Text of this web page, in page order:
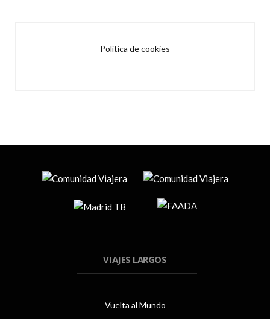
Política de cookies
VIAJES LARGOS
Vuelta al Mundo